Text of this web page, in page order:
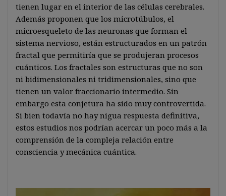
tienen lugar en el interior de las células cerebrales.
Además proponen que los microtúbulos, el
microesqueleto de las neuronas que forman el
sistema nervioso, están estructurados en un patrón
fractal que permitiría que se produjeran procesos
cuánticos. Los fractales son estructuras que no son
ni bidimensionales ni tridimensionales, sino que
tienen un valor fraccionario intermedio. Sin
embargo esta conjetura ha sido muy controvertida.
Si bien todavía no hay nigua respuesta definitiva,
estos estudios nos podrían acercar un poco más a la
comprensión de la compleja relación entre
consciencia y mecánica cuántica.